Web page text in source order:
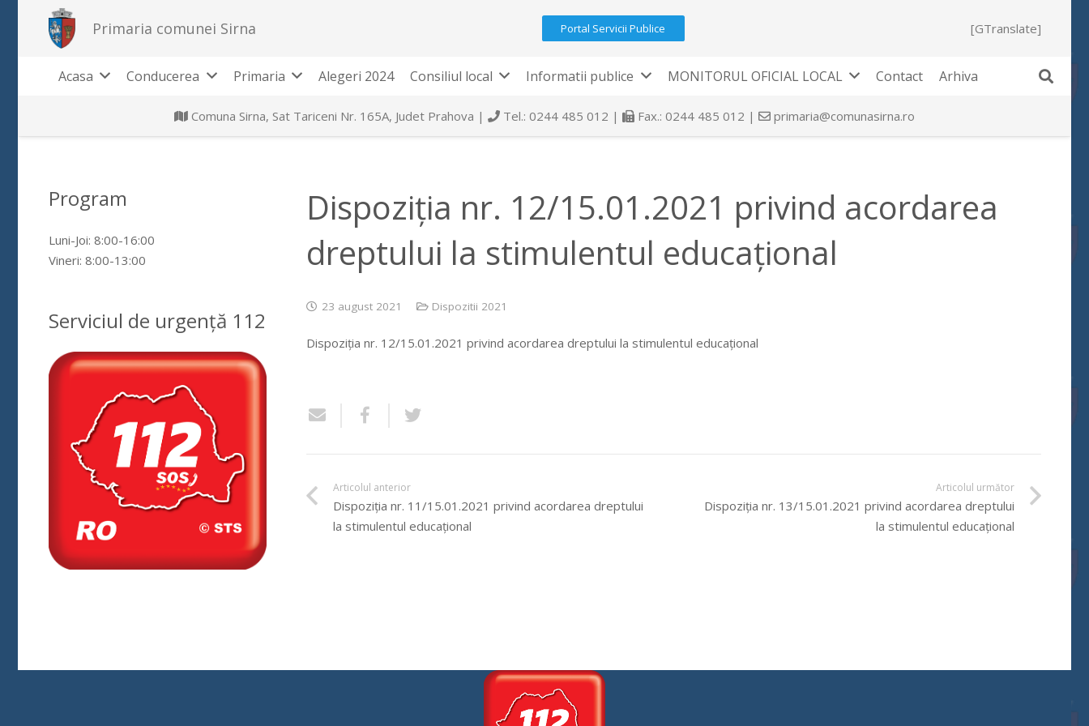
Primaria comunei Sirna Portal Servicii Publice [GTranslate]
Acasa Conducerea Primaria Alegeri 2024 Consiliul local Informatii publice MONITORUL OFICIAL LOCAL Contact Arhiva
Comuna Sirna, Sat Tariceni Nr. 165A, Judet Prahova | Tel.: 0244 485 012 | Fax.: 0244 485 012 | primaria@comunasirna.ro
Dispoziția nr. 12/15.01.2021 privind acordarea
dreptului la stimulentul educațional
23 august 2021 Dispozitii 2021
Dispoziția nr. 12/15.01.2021 privind acordarea dreptului la stimulentul educațional
Articolul anterior
Dispoziția nr. 11/15.01.2021 privind acordarea dreptului
la stimulentul educațional
Articolul următor
Dispoziția nr. 13/15.01.2021 privind acordarea dreptului
la stimulentul educațional
Program
Luni-Joi: 8:00-16:00
Vineri: 8:00-13:00
Serviciul de urgență 112